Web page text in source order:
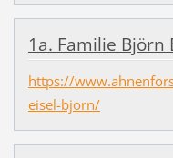
1a. Familie Björn
https://
eisel-bjorn/